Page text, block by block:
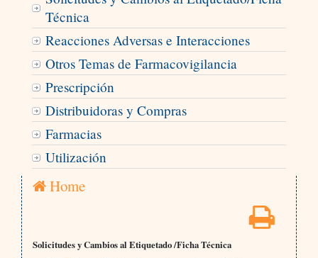
Técnica
Reacciones Adversas e Interacciones
Otros Temas de Farmacovigilancia
Prescripción
Distribuidoras y Compras
Farmacias
Utilización
Home
Solicitudes y Cambios al Etiquetado /Ficha Técnica